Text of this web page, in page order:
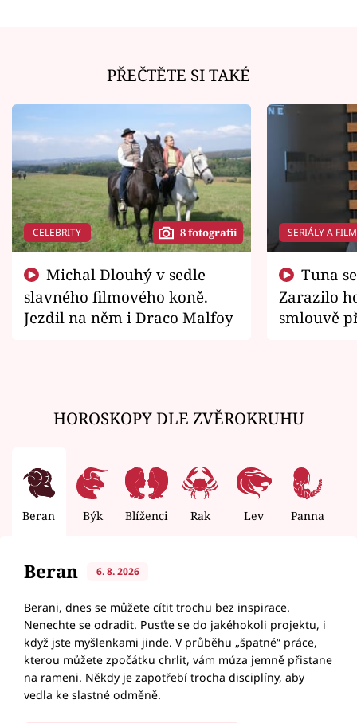
PŘEČTĚTE SI TAKÉ
CELEBRITY 8 fotografií
slavného filmového koně.
Jezdil na něm i Draco Malfoy
SERIÁLY A
Zarazilo
smlouvě
HOROSKOPY DLE ZVĚROKRUHU
Beran Býk Blíženci Rak Lev Panna
Beran 6. 8. 2026
Berani, dnes se můžete cítit trochu bez inspirace.
Nenechte se odradit. Pusťte se do jakéhokoli projektu, i
když jste myšlenkami jinde. V průběhu „špatné“ práce,
kterou můžete zpočátku chrlit, vám múza jemně přistane
na rameni. Někdy je zapotřebí trocha disciplíny, aby
vedla ke slastné odměně.